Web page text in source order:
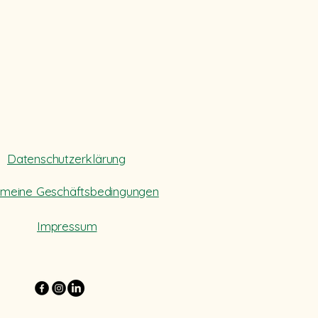
Datenschutzerklärung
Geschäftsbedingungen
Impressum